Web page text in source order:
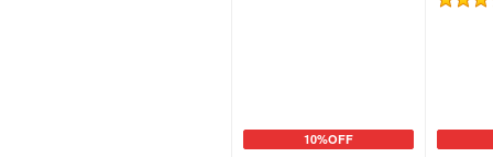
10%OFF
カートに追加